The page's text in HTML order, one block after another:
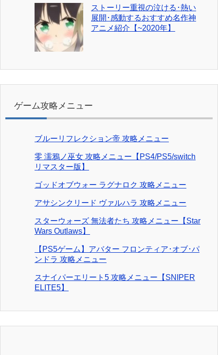
ストーリー重視の泣ける･熱い
展開･感動するおすすめ名作神
アニメ紹介【~2020年】
ゲーム攻略メニュー
ブルーリフレクション帝 攻略メニュー
零 濡鴉ノ巫女 攻略メニュー【PS4/PS5/switch
リマスター版】
ゴッドオブウォー ラグナロク 攻略メニュー
アサシンクリード ヴァルハラ 攻略メニュー
スターウォーズ 無法者たち 攻略メニュー【Star
Wars Outlaws】
【PS5ゲーム】アバター フロンティア･オブ･パ
ンドラ 攻略メニュー
スナイパーエリート5 攻略メニュー【SNIPER
ELITE5】